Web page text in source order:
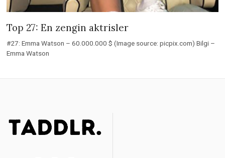
Top 27: En zengin aktrisler
#27: Emma Watson – 60.000.000 $ (Image source: picpix.com) Bilgi –
Emma Watson